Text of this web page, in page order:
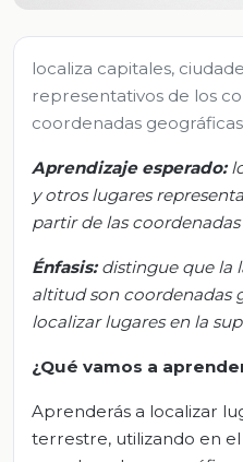
localiza capitales,
representativos de los
coordenadas
Aprendizaje esperado: l
y otros lugares
partir de las
Énfasis:distingue que la
altitud son coordenadas
localizar lugares en la
¿Qué vamos a
Aprenderás a localizar
terrestre, utilizando en